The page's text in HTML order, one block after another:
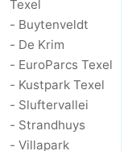
Texel
- Buytenveldt
- De Krim
- EuroParcs Texel
- Kustpark Texel
- Sluftervallei
- Strandhuys
- Villapark